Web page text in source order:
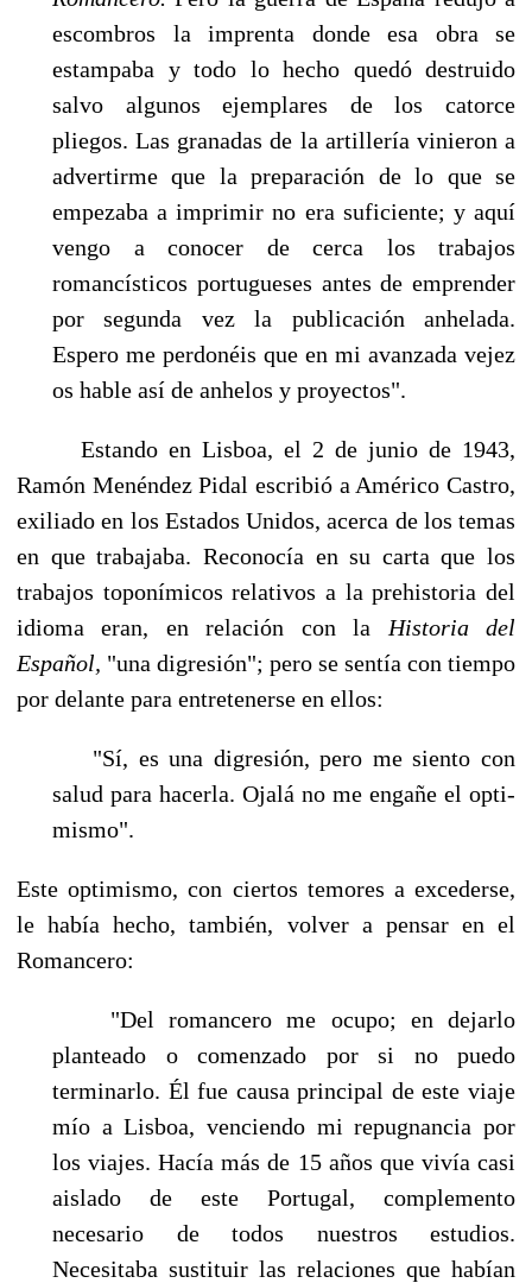
escombros la imprenta donde esa obra se
estampaba y todo lo hecho quedó destruido
salvo algunos ejemplares de los catorce
pliegos. Las granadas de la artillería vinieron a
advertirme que la preparación de lo que se
empezaba a imprimir no era suficiente; y aquí
vengo a conocer de cerca los trabajos
romancísticos portugueses antes de emprender
por segunda vez la publicación anhelada.
Espero me perdonéis que en mi avan­zada vejez
os hable así de anhelos y proyectos".
Estando en Lisboa, el 2 de junio de 1943,
Ramón Menéndez Pidal escribió a Américo Castro,
exiliado en los Estados Unidos, acerca de los temas
en que trabajaba. Reconocía en su carta que los
trabajos toponímicos relativos a la prehistoria del
idioma eran, en relación con la Historia del
Español, "una digresión"; pero se sentía con tiempo
por delante para entretenerse en ellos:
"Sí, es una digresión, pero me siento con
salud para hacerla. Ojalá no me engañe el opti­
mismo".
Este optimismo, con ciertos temores a excederse,
le había hecho, también, volver a pensar en el
Romancero:
"Del romancero me ocupo; en dejarlo
planteado o comenzado por si no puedo
terminar­lo. Él fue causa principal de este viaje
mío a Lisboa, venciendo mi repugnancia por
los viajes. Hacía más de 15 años que vivía casi
aislado de este Portugal, complemento
necesario de to­dos nuestros estudios.
Necesitaba sustituir las relaciones que habían